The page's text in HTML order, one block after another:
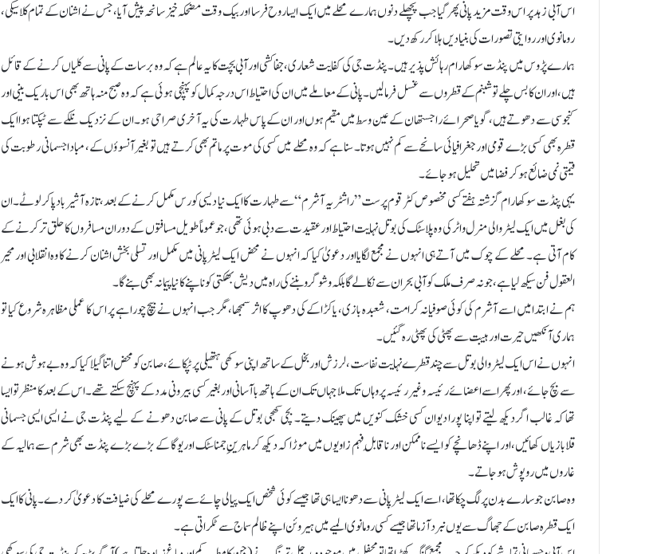
اس آبی زہد پر اس وقت مزید پانی پھر گیا جب پچھلے دنوں ہمارے محلے میں ایک ایسا روح فرسا اور بیک وقت مضحکہ خیز سانحہ پیش آیا، جس نے اشنان کے تمام کلاسیکی،
رومانوی اور روایتی تصورات کی بنیادیں ہلا کر رکھ دیں۔
ہمارے پڑوس میں پنڈت سوکھا رام رہائش پذیر ہیں۔ پنڈت جی کی کفایت شعاری، جفاکشی اور آبی بچت کا یہ عالم ہے کہ وہ برسات کے پانی سے کلیاں کرنے کے قائل
ہیں، اور ان کا بس چلے تو شبنم کے قطروں سے غسل فرما لیں۔ پانی کے معاملے میں ان کی احتیاط اس درجہ کمال کو پہنچی ہوئی ہے کہ وہ صبح منہ ہاتھ بھی اس باریک بینی اور
کنجوسی سے دھوتے ہیں، گویا صحرائے راجستھان کے عین وسط میں مقیم ہوں اور ان کے پاس طہارت کی یہ آخری صراحی ہو۔ ان کے نزدیک نلکے سے ٹپکتا ہوا ایک
قطرہ بھی کسی بڑے قومی اور جغرافیائی سانحے سے کم نہیں ہوتا۔ سنا ہے کہ وہ محلے میں کسی کی موت پر ماتم بھی کرتے ہیں تو بغیر آنسوؤں کے، مبادا جسمانی رطوبت کی
قیمتی نمی ضائع ہو کر فضا میں تحلیل ہو جائے۔
یہی پنڈت سوکھا رام گزشتہ ہفتے کسی مخصوص کٹر قوم پرست ”راشٹریہ آشرم“ سے طہارت کا ایک نیا دیسی کورس مکمل کرنے کے بعد، تازہ آشیرباد پا کر لوٹے۔ ان
کی بغل میں ایک لیٹر والی منرل واٹر کی وہ پلاسٹک کی بوتل نہایت احتیاط اور عقیدت سے دبی ہوئی تھی، جو عموماً طویل مسافتوں کے دوران مسافروں کا حلق تر کرنے کے
کام آتی ہے۔ محلے کے چوک میں آتے ہی انہوں نے مجمع لگایا اور دعویٰ کیا کہ انہوں نے محض ایک لیٹر پانی میں مکمل اور تسلی بخش اشنان کرنے کا وہ انقلابی اور محیر
العقول فن سیکھ لیا ہے، جو نہ صرف ملک کو آبی بحران سے نکالے گا بلکہ وشو گرو بننے کی راہ میں دیش بھکتی کو ناپنے کا نیا پیمانہ بھی بنے گا۔
ہم نے ابتدا میں اسے آشرم کی کوئی صوفیانہ کرامت، شعبدہ بازی، یا کڑاکے کی دھوپ کا اثر سمجھا، مگر جب انہوں نے بیچ چوراہے پر اس کا عملی مظاہرہ شروع کیا تو
ہماری آنکھیں حیرت اور ہیبت سے پھٹی کی پھٹی رہ گئیں۔
انہوں نے اس ایک لیٹر والی بوتل سے چند قطرے نہایت نفاست، لرزش اور بخل کے ساتھ اپنی سوکھی ہتھیلی پر ٹپکائے، صابن کو محض اتنا گیلا کیا کہ وہ بے ہوش ہونے
سے بچ جائے، اور پھر اسے اعضائے رئیسہ و غیر رئیسہ پر وہاں تک ملا جہاں تک ان کے ہاتھ باآسانی اور بغیر کسی بیرونی مدد کے پہنچ سکتے تھے۔ اس کے بعد کا منظر تو ایسا
تھا کہ غالب اگر دیکھ لیتے تو اپنا پورا دیوان کسی خشک کنویں میں پھینک دیتے۔ بچی کھچی بوتل کے پانی سے صابن دھونے کے لیے پنڈت جی نے ایسی ایسی جسمانی
قلابازیاں کھائیں، اور اپنے ڈھانچے کو ایسے ناممکن اور ناقابلِ فہم زاویوں میں موڑا کہ دیکھ کر ماہرینِ جمناسٹک اور یوگا کے بڑے بڑے پنڈت بھی شرم سے ہمالیہ کے
غاروں میں روپوش ہو جاتے۔
وہ صابن جو سارے بدن پر لگ چکا تھا، اسے ایک لیٹر پانی سے دھونا ایسا ہی تھا جیسے کوئی شخص ایک پیالی چائے سے پورے محلے کی ضیافت کا دعویٰ کر دے۔ پانی کا ایک
ایک قطرہ صابن کے جھاگ سے یوں نبرد آزما تھا جیسے کسی رومانوی المیے میں ہیروئن اپنے ظالم سماج سے ٹکراتی ہے۔